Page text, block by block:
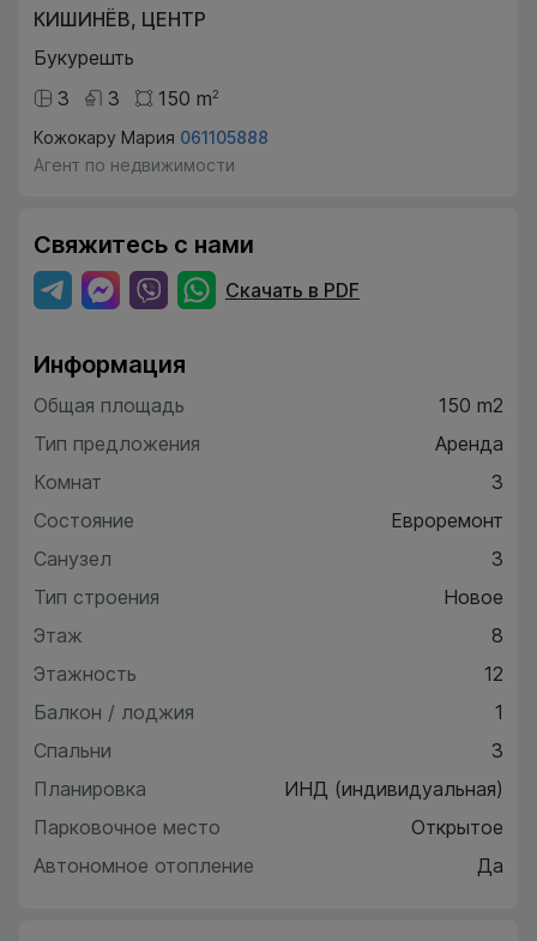
КИШИНЁВ, ЦЕНТР
Букурешть
3
3 150 m2
Кожокару Мария 061105888
Агент по недвижимости
Свяжитесь с нами
Скачать в PDF
Информация
Общая площадь
150 m2
Тип предложения
Аренда
Комнат
3
Состояние
Евроремонт
Санузел
3
Тип строения
Новое
Этаж
8
Этажность
12
Балкон / лоджия
1
Спальни
3
Планировка
ИНД (индивидуальная)
Парковочное место
Открытое
Автономное отопление
Да